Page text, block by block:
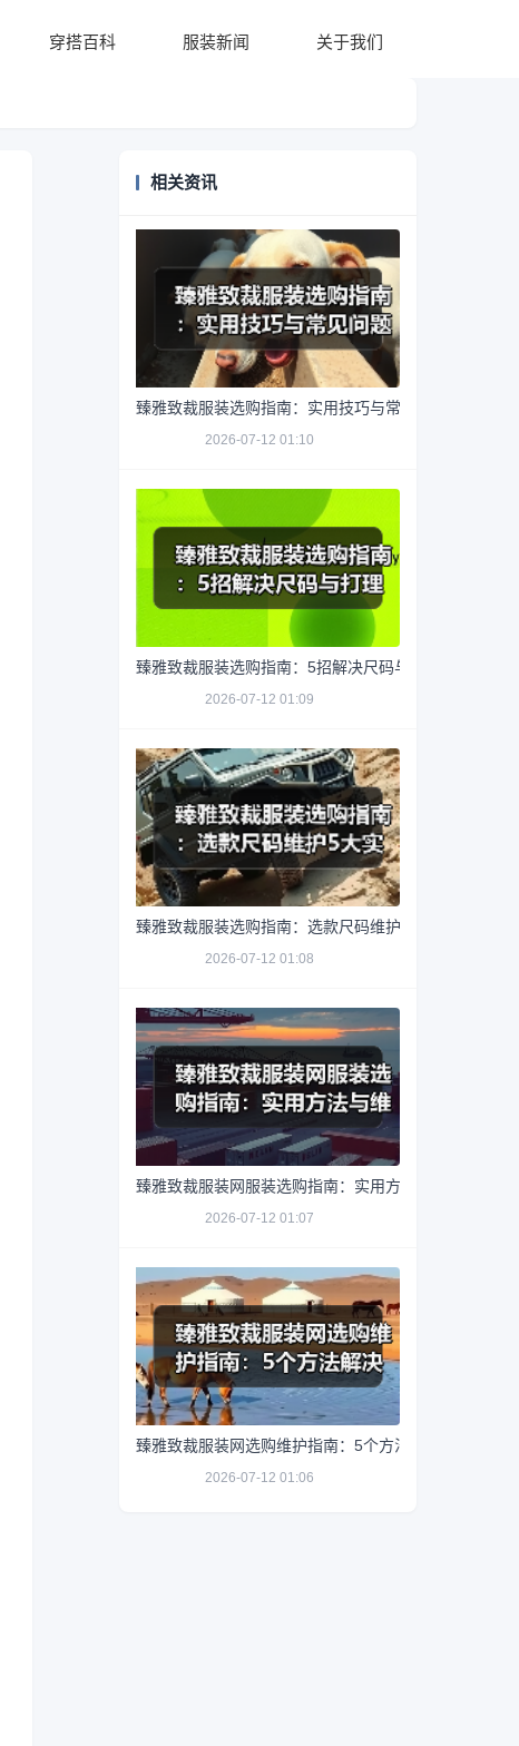
穿搭百科 服装新闻 关于我们
相关资讯
臻雅致裁服装选购指南：实用技巧与常见问题解析
2026-07-12 01:10
臻雅致裁服装选购指南：5招解决尺码与打理难题
2026-07-12 01:09
臻雅致裁服装选购指南：选款尺码维护5大实用方法
2026-07-12 01:08
臻雅致裁服装网服装选购指南：实用方法与维护技巧
2026-07-12 01:07
臻雅致裁服装网选购维护指南：5个方法解决网购踩坑
2026-07-12 01:06